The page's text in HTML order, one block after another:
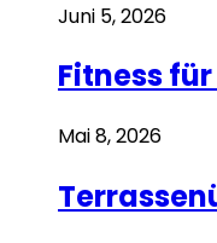
Juni 5, 2026
Fitness
Mai 8, 2026